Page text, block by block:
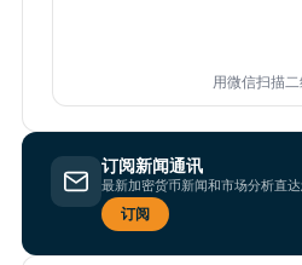
用微信扫描
订阅新闻通讯
最新加密货币新闻和市场分析直达
订阅